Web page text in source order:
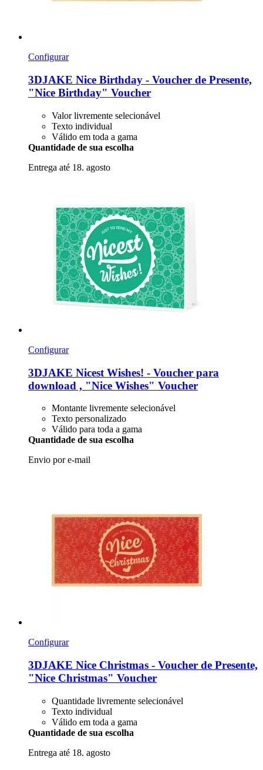
Configurar
3DJAKE Nice Birthday -​ Voucher de Presente,
"Nice Birthday" Voucher
Valor livremente selecionável
Texto individual
Válido em toda a gama
Quantidade de sua escolha
Entrega até 18. agosto
Configurar
3DJAKE Nicest Wishes! -​ Voucher para
download , "Nice Wishes" Voucher
Montante livremente selecionável
Texto personalizado
Válido para toda a gama
Quantidade de sua escolha
Envio por e-mail
Configurar
3DJAKE Nice Christmas -​ Voucher de Presente,
"Nice Christmas" Voucher
Quantidade livremente selecionável
Texto individual
Válido em toda a gama
Quantidade de sua escolha
Entrega até 18. agosto